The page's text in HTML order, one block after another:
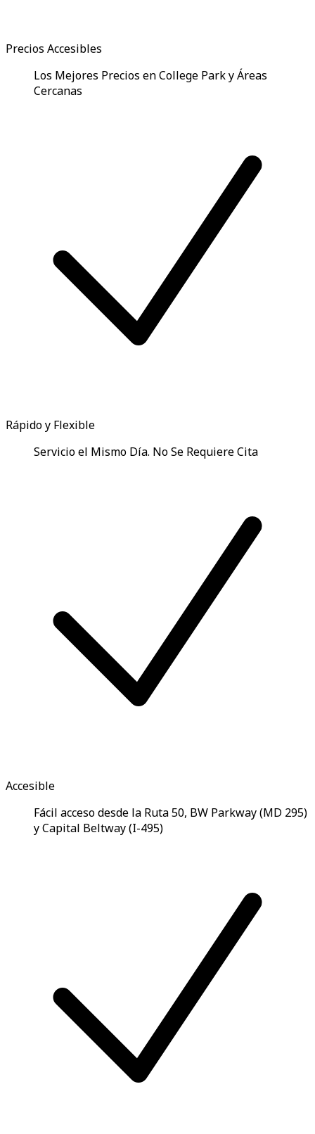
Precios Accesibles
Los Mejores Precios en College Park y Áreas
Cercanas
Rápido y Flexible
Servicio el Mismo Día. No Se Requiere Cita
Accesible
Fácil acceso desde la Ruta 50, BW Parkway (MD 295)
y Capital Beltway (I-495)